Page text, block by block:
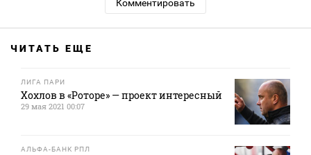
Комментировать
ЧИТАТЬ ЕЩЕ
ЛИГА ПАРИ
Хохлов в «Роторе» — проект интересный
29 мая 2021 00:07
АЛЬФА-БАНК РПЛ